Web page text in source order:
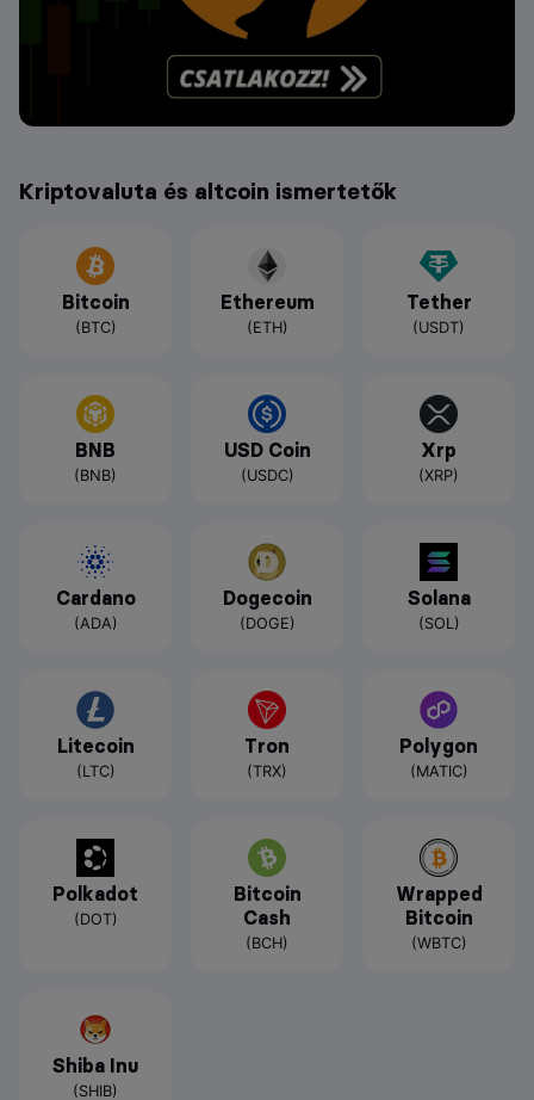
Kriptovaluta és altcoin ismertetők
Bitcoin
(BTC)
Ethereum
(ETH)
Tether
(USDT)
BNB
(BNB)
USD Coin
(USDC)
Xrp
(XRP)
Cardano
(ADA)
Dogecoin
(DOGE)
Solana
(SOL)
Litecoin
(LTC)
Tron
(TRX)
Polygon
(MATIC)
Polkadot
(DOT)
Bitcoin
Cash
(BCH)
Wrapped
Bitcoin
(WBTC)
Shiba Inu
(SHIB)